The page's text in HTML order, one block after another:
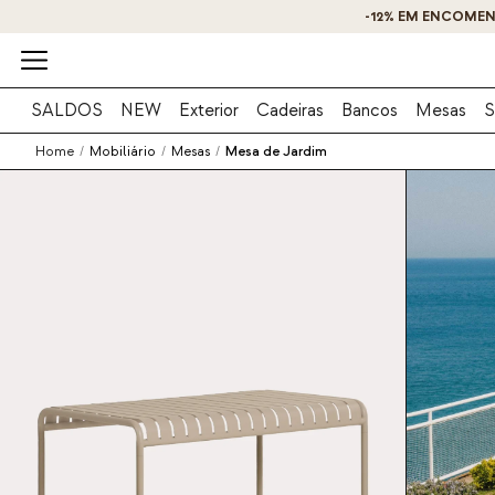
-12% EM
SALDOS NEW Exterior Cadeiras Bancos Mesas
Home / Mobiliário / Mesas / Mesa de Jardim